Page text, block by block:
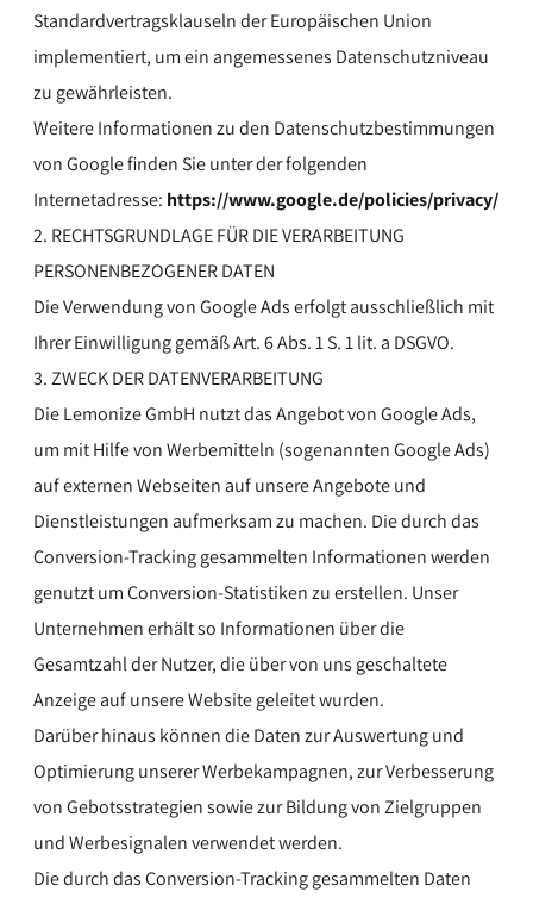
Standardvertragsklauseln der Europäischen Union
implementiert, um ein angemessenes Datenschutzniveau
zu gewährleisten.
Weitere Informationen zu den Datenschutzbestimmungen
von Google finden Sie unter der folgenden
Internetadresse: https://www.google.de/policies/privacy/
2. RECHTSGRUNDLAGE FÜR DIE VERARBEITUNG
PERSONENBEZOGENER DATEN
Die Verwendung von Google Ads erfolgt ausschließlich mit
Ihrer Einwilligung gemäß Art. 6 Abs. 1 S. 1 lit. a DSGVO.
3. ZWECK DER DATENVERARBEITUNG
Die Lemonize GmbH nutzt das Angebot von Google Ads,
um mit Hilfe von Werbemitteln (sogenannten Google Ads)
auf externen Webseiten auf unsere Angebote und
Dienstleistungen aufmerksam zu machen. Die durch das
Conversion-Tracking gesammelten Informationen werden
genutzt um Conversion-Statistiken zu erstellen. Unser
Unternehmen erhält so Informationen über die
Gesamtzahl der Nutzer, die über von uns geschaltete
Anzeige auf unsere Website geleitet wurden.
Darüber hinaus können die Daten zur Auswertung und
Optimierung unserer Werbekampagnen, zur Verbesserung
von Gebotsstrategien sowie zur Bildung von Zielgruppen
und Werbesignalen verwendet werden.
Die durch das Conversion-Tracking gesammelten Daten